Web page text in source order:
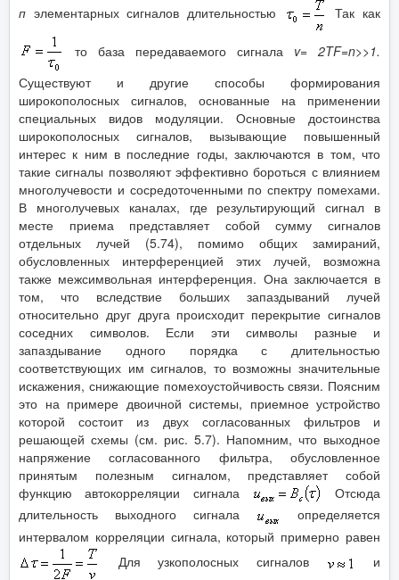
п элементарных сигналов длительностью Так как
то база передаваемого сигнала v= 2TF=n>>1.
Существуют и другие способы формирования
широкополосных сигналов, основанные на применении
специальных видов модуляции. Основные достоинства
широкополосных сигналов, вызывающие повышенный
интерес к ним в последние годы, заключаются в том, что
такие сигналы позволяют эффективно бороться с влиянием
многолучевости и сосредоточенными по спектру помехами.
В многолучевых каналах, где результирующий сигнал в
месте приема представляет собой сумму сигналов
отдельных лучей (5.74), помимо общих замираний,
обусловленных интерференцией этих лучей, возможна
также межсимвольная интерференция. Она заключается в
том, что вследствие больших запаздываний лучей
относительно друг друга происходит перекрытие сигналов
соседних символов. Если эти символы разные и
запаздывание одного порядка с длительностью
соответствующих им сигналов, то возможны значительные
искажения, снижающие помехоустойчивость связи. Поясним
это на примере двоичной системы, приемное устройство
которой состоит из двух согласованных фильтров и
решающей схемы (см. рис. 5.7). Напомним, что выходное
напряжение согласованного фильтра, обусловленное
принятым полезным сигналом, представляет собой
функцию автокорреляции сигнала
Отсюда
длительность выходного сигнала
определяется
интервалом корреляции сигнала, который примерно равен
Для узкополосных сигналов
и